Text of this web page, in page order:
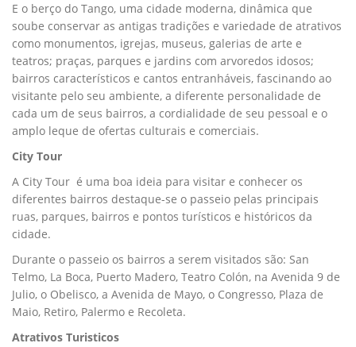
E o berço do Tango, uma cidade moderna, dinâmica que
soube conservar as antigas tradições e variedade de atrativos
como monumentos, igrejas, museus, galerias de arte e
teatros; praças, parques e jardins com arvoredos idosos;
bairros característicos e cantos entranháveis, fascinando ao
visitante pelo seu ambiente, a diferente personalidade de
cada um de seus bairros, a cordialidade de seu pessoal e o
amplo leque de ofertas culturais e comerciais.
City Tour
A City Tour é uma boa ideia para visitar e conhecer os
diferentes bairros destaque-se o passeio pelas principais
ruas, parques, bairros e pontos turísticos e históricos da
cidade.
Durante o passeio os bairros a serem visitados são: San
Telmo, La Boca, Puerto Madero, Teatro Colón, na Avenida 9 de
Julio, o Obelisco, a Avenida de Mayo, o Congresso, Plaza de
Maio, Retiro, Palermo e Recoleta.
Atrativos Turisticos